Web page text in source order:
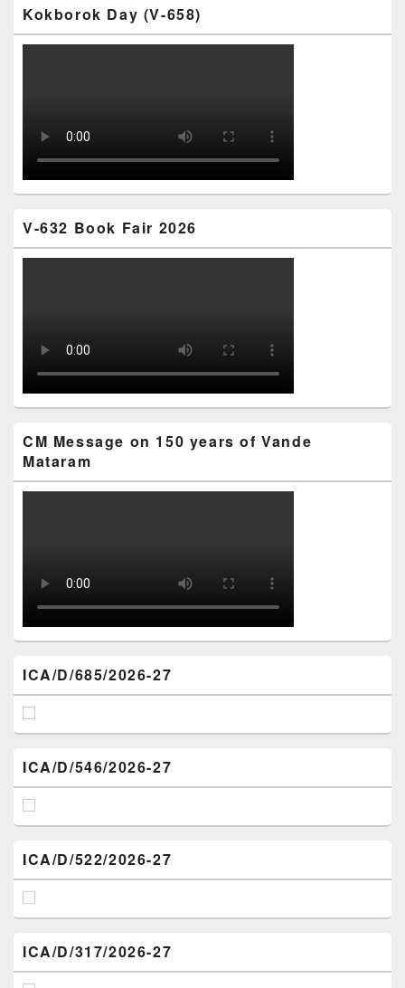
Kokborok Day (V-658)
V-632 Book Fair 2026
CM Message on 150 years of Vande
Mataram
ICA/D/685/2026-27
ICA/D/546/2026-27
ICA/D/522/2026-27
ICA/D/317/2026-27